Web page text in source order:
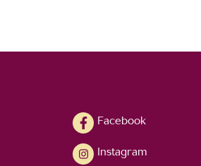
Facebook
Instagram